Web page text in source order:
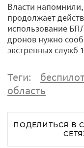
Власти
продолжает
использование
дронов нужно
экстренных служб
Теги:
область
ПОДЕЛИТЬСЯ В